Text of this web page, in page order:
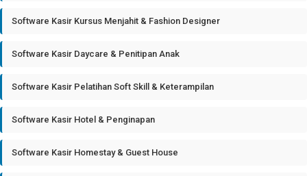
Software Kasir Kursus Menjahit & Fashion Designer
Software Kasir Daycare & Penitipan Anak
Software Kasir Pelatihan Soft Skill & Keterampilan
Software Kasir Hotel & Penginapan
Software Kasir Homestay & Guest House